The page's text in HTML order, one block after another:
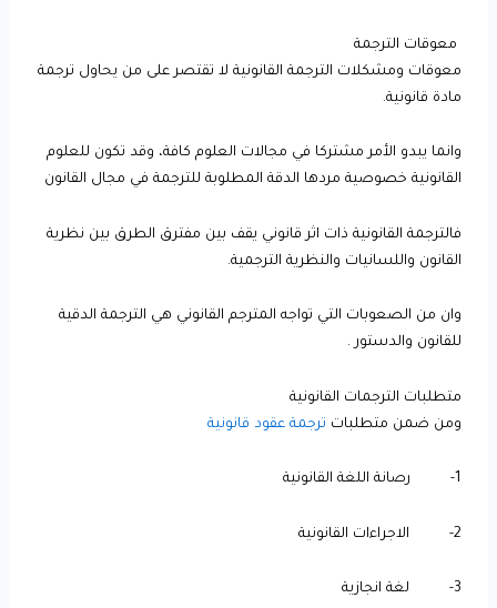
معوقات الترجمة
معوقات ومشكلات الترجمة القانونية لا تقتصر على من يحاول ترجمة
مادة قانونية.
وانما يبدو الأمر مشتركا في مجالات العلوم كافة، وقد تكون للعلوم
القانونية خصوصية مردها الدقة المطلوبة للترجمة في مجال القانون
فالترجمة القانونية ذات اثر قانوني يقف بين مفترق الطرق بين نظرية
القانون واللسانيات والنظرية الترجمية.
وان من الصعوبات التي تواجه المترجم القانوني هي الترجمة الدقية
للقانون والدستور .
متطلبات الترجمات القانونية
ومن ضمن متطلبات ترجمة عقود قانونية
1- رصانة اللغة القانونية
2- الاجراءات القانونية
3- لغة انجازية